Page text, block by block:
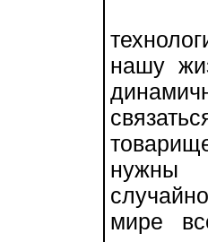
нашу
нужны
мире